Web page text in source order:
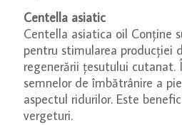
Centella asiatic
Centella asiatica oil Conține
pentru stimularea producției
regenerării țesutului cutanat.
semnelor de îmbătrânire a
aspectul ridurilor. Este
vergeturi.